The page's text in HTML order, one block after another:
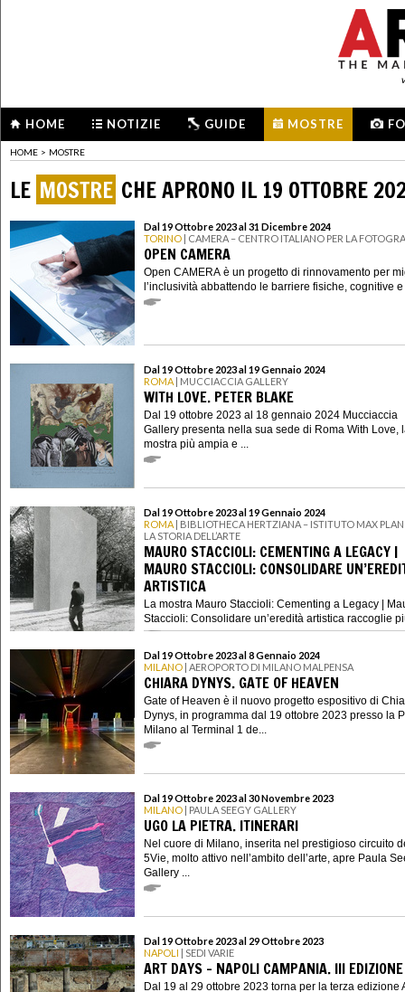
HOME NOTIZIE GUIDE MOSTRE
HOME > MOSTRE
LE MOSTRE CHE APRONO IL 19 OTTOBRE
Dal 19 Ottobre 2023 al 31 Dicembre 2024
TORINO | CAMERA – CENTRO ITALIANO PER LA
OPEN CAMERA
Open CAMERA è un progetto di rinnovamento per
l’inclusività abbattendo le barriere fisiche, cognitive
Dal 19 Ottobre 2023 al 19 Gennaio 2024
ROMA | MUCCIACCIA GALLERY
WITH LOVE. PETER BLAKE
Dal 19 ottobre 2023 al 18 gennaio 2024 Mucciaccia
Gallery presenta nella sua sede di Roma With Love,
mostra più ampia e ...
Dal 19 Ottobre 2023 al 19 Gennaio 2024
ROMA | BIBLIOTHECA HERTZIANA – ISTITUTO MAX
LA STORIA DELL’ARTE
MAURO STACCIOLI: CEMENTING A LEGACY |
MAURO STACCIOLI: CONSOLIDARE
ARTISTICA
La mostra Mauro Staccioli: Cementing a Legacy |
Staccioli: Consolidare un’eredità artistica raccoglie
Dal 19 Ottobre 2023 al 8 Gennaio 2024
MILANO | AEROPORTO DI MILANO MALPENSA
CHIARA DYNYS. GATE OF HEAVEN
Gate of Heaven è il nuovo progetto espositivo di
Dynys, in programma dal 19 ottobre 2023 presso la
Milano al Terminal 1 de...
Dal 19 Ottobre 2023 al 30 Novembre 2023
MILANO | PAULA SEEGY GALLERY
UGO LA PIETRA. ITINERARI
Nel cuore di Milano, inserita nel prestigioso circuito
5Vie, molto attivo nell’ambito dell’arte, apre Paula
Gallery ...
Dal 19 Ottobre 2023 al 29 Ottobre 2023
NAPOLI | SEDI VARIE
ART DAYS - NAPOLI CAMPANIA. III EDIZIONE
Dal 19 al 29 ottobre 2023 torna per la terza edizione